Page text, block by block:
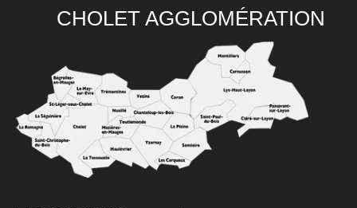
CHOLET AGGLOMÉRATION